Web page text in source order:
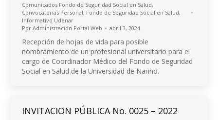
Comunicados Fondo de Seguridad Social en Salud,
Convocatorias Personal, Fondo de Seguridad Social en Salud,
Informativo Udenar
Por Administración Portal Web abril 3, 2024
Recepción de hojas de vida para posible
nombramiento de un profesional universitario para el
cargo de Coordinador Médico del Fondo de Seguridad
Social en Salud de la Universidad de Nariño.
INVITACION PÚBLICA No. 0025 – 2022